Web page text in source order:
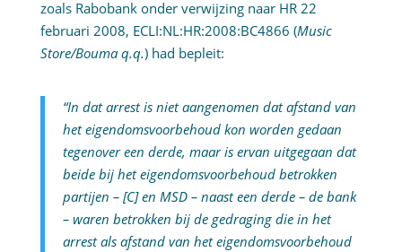
zoals Rabobank onder verwijzing naar HR 22
februari 2008, ECLI:NL:HR:2008:BC4866 (Music
Store/Bouma q.q.) had bepleit:
“In dat arrest is niet aangenomen dat afstand van
het eigendomsvoorbehoud kon worden gedaan
tegenover een derde, maar is ervan uitgegaan dat
beide bij het eigendomsvoorbehoud betrokken
partijen – [C] en MSD – naast een derde – de bank
– waren betrokken bij de gedraging die in het
arrest als afstand van het eigendomsvoorbehoud